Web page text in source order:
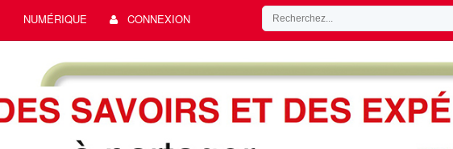
NUMÉRIQUE CONNEXION